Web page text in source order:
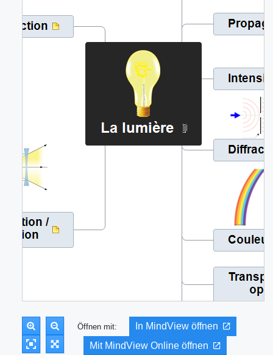
Öffnen mit:
In MindView öffnen
Mit MindView Online öffnen